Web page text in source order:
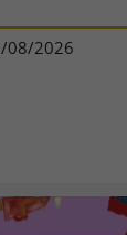
08/2026